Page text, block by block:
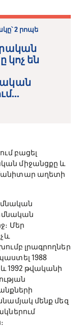
2 րոպե
կոչ են
բացել
միջանցքը և
աղետի
Մեր
լրագրողներ
1988
1992 թվականի
մենք մեզ